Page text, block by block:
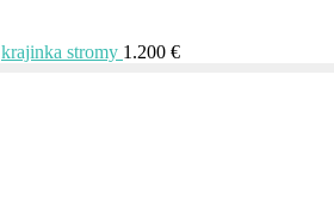
krajinka stromy 1.200 €